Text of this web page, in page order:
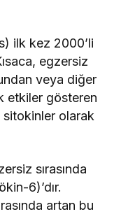
ilk kez 2000’li
egzersiz
veya diğer
etkiler gösteren
olarak
sırasında
6)’dır.
artan bu